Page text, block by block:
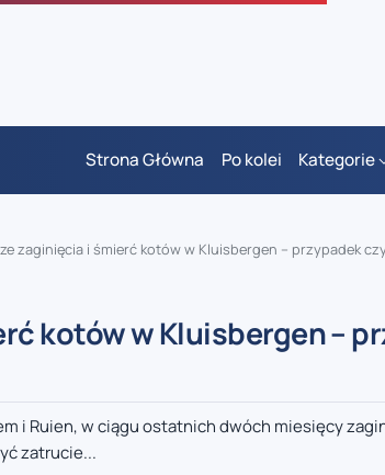
Strona Główna Po kolei Kategorie
zaginięcia i śmierć kotów w Kluisbergen – przypadek
kotów w Kluisbergen –
i Ruien, w ciągu ostatnich dwóch miesięcy
zatrucie...